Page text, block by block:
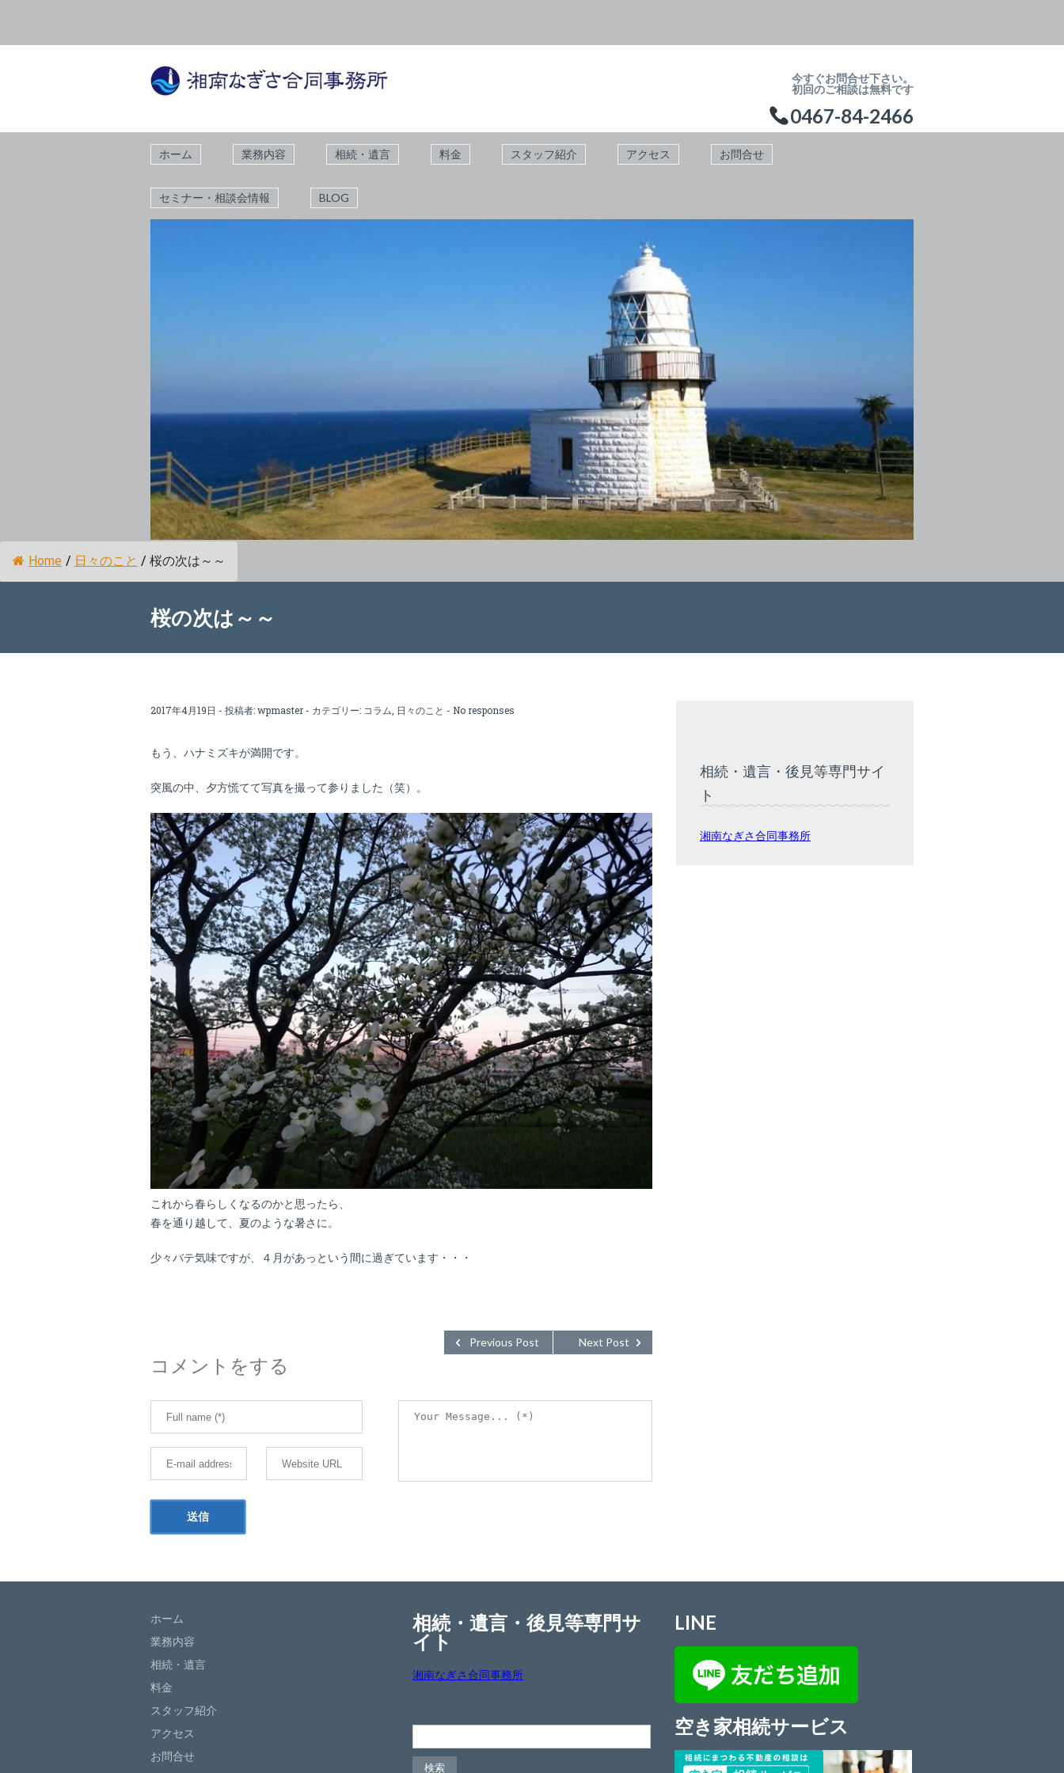
今すぐお問合せ下さい。
初回のご相談は無料です
0467-84-2466
ホーム 業務内容 相続・遺言 料金 スタッフ紹介 アクセス お問合せ
セミナー・相談会情報 BLOG
Home / 日々のこと / 桜の次は～～
桜の次は～～
2017年4月19日 - 投稿者:wpmaster - カテゴリー: コラム 日々のこと - No responses
もう、ハナミズキが満開です。
突風の中、夕方慌てて写真を撮って参りました（笑）。
これから春らしくなるのかと思ったら、
春を通り越して、夏のような暑さに。
少々バテ気味ですが、４月があっという間に過ぎています・・・
Next Post
Previous Post
コメントをする
相続・遺言・後見等専門サイ
ト
湘南なぎさ合同事務所
ホーム
業務内容
相続・遺言
料金
スタッフ紹介
アクセス
お問合せ
相続・遺言・後見等専門サ
イト
湘南なぎさ合同事務所
LINE
検索: 空き家相続サービス